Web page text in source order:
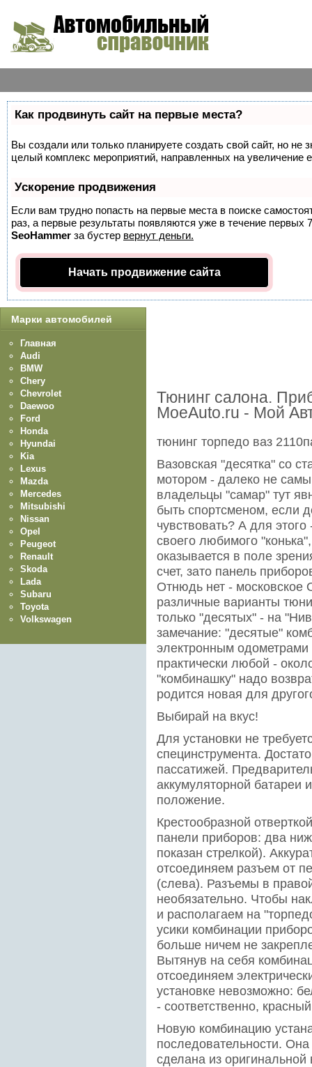
Как продвинуть сайт на первые места?
Вы создали или только планируете создать свой сайт, но не
целый комплекс мероприятий, направленных на увеличение
Ускорение продвижения
Если вам трудно попасть на первые места в поиске
раз, а первые результаты появляются уже в течение первых
SeoHammer за бустер вернут деньги.
Начать продвижение сайта
Тюнинг салона.
MoeAuto.ru - Мой
тюнинг торпедо ваз
Вазовская "десятка" со
мотором - далеко не
владельцы "самар" тут
быть спортсменом, если
чувствовать? А для
своего любимого
оказывается в поле
счет, зато панель
Отнюдь нет -
различные варианты
только "десятых" - на
замечание: "десятые"
электронным
практически любой -
"комбинашку" надо
родится новая для
Выбирай на вкус!
Для установки не
специнструмента.
пассатижей.
аккумуляторной батареи
положение.
Крестообразной
панели приборов: два
показан стрелкой).
отсоединяем разъем от
(слева). Разъемы в
необязательно. Чтобы
и располагаем на
усики комбинации
больше ничем не
Вытянув на себя
отсоединяем
установке невозможно:
- соответственно,
Новую комбинацию
последовательности.
сделана из оригинальной
Марки автомобилей
Главная
Audi
BMW
Chery
Chevrolet
Daewoo
Ford
Honda
Hyundai
Kia
Lexus
Mazda
Mercedes
Mitsubishi
Nissan
Opel
Peugeot
Renault
Skoda
Lada
Subaru
Toyota
Volkswagen